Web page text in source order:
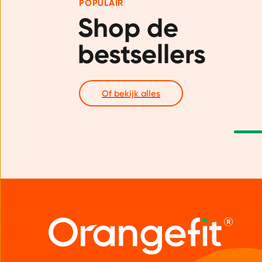
POPULAIR
Shop de
bestsellers
Of bekijk alles